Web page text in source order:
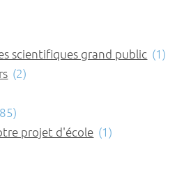
scientifiques grand public (1)
(2)
projet d'école (1)